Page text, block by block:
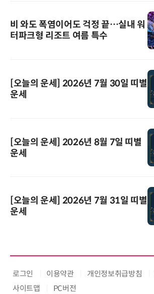
비 와도 폭염이어도 걱정 끝…실내 워
터파크형 리조트 여름 특수
[오늘의 운세] 2026년 7월 30일 띠별
운세
[오늘의 운세] 2026년 8월 7일 띠별
운세
[오늘의 운세] 2026년 7월 31일 띠별
운세
로그인 이용약관 개인정보취급방침
사이트맵
PC버전